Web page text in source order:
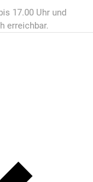
17.00 Uhr und
erreichbar.